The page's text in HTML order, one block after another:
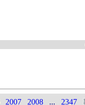
2007 2008 ... 2347